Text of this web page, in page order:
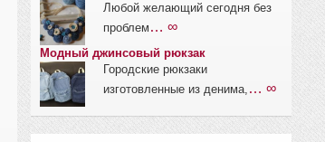
Любой желающий сегодня без
проблем … ∞
Модный джинсовый рюкзак
Городские рюкзаки
изготовленные из денима, … ∞